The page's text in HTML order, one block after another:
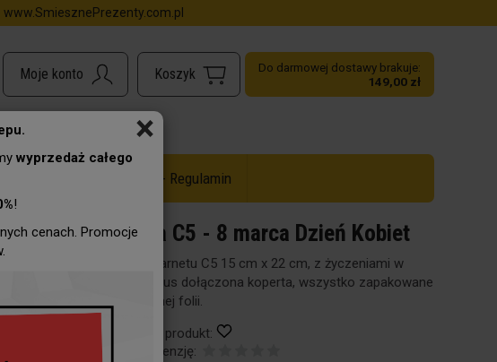
×
wyprzedaż całego
!
cenach. Promocje
www.SmiesznePrezenty.com.pl
Do darmowej dostawy brakuje:
149,00 zł
Wyprzedaż do -50% - Regulamin
Kartka C5 - 8 marca Dzień Kobiet
Format karnetu C5 15 cm x 22 cm, z życzeniami w
środku, plus dołączona koperta, wszystko zapakowane
w ozdobnej folii.
Obserwuj produkt:
Dodaj recenzję: